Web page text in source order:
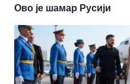
Ово је шамар Русији